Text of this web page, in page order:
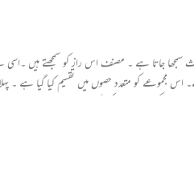
باعث سمجھا جاتا ہے ۔ مصنف اس راز کو سمجھتے ہیں
اس مجموعے کو متعدد حصوں میں تقسیم کیا گیا
"غزلیں" کی سرحد پر جا کر ٹوٹ جاتا ہے